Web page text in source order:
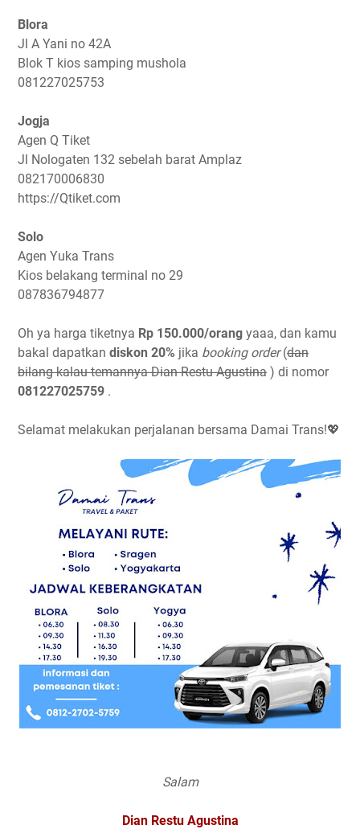
Blora
Jl A Yani no 42A
Blok T kios samping mushola
081227025753
Jogja
Agen Q Tiket
Jl Nologaten 132 sebelah barat Amplaz
082170006830
https://Qtiket.com
Solo
Agen Yuka Trans
Kios belakang terminal no 29
087836794877
Oh ya harga tiketnya Rp 150.000/orang yaaa, dan kamu
bakal dapatkan diskon 20% jika booking order(dan
bilang kalau temannya Dian Restu Agustina ) di nomor
081227025759 .
Selamat melakukan perjalanan bersama Damai Trans!💖
Salam
Dian Restu Agustina